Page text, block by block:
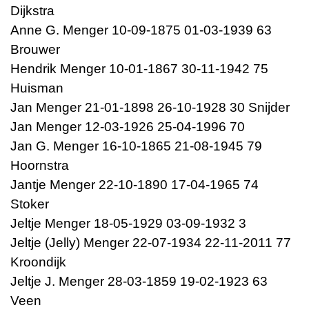
Dijkstra
Anne G. Menger 10-09-1875 01-03-1939 63
Brouwer
Hendrik Menger 10-01-1867 30-11-1942 75
Huisman
Jan Menger 21-01-1898 26-10-1928 30 Snijder
Jan Menger 12-03-1926 25-04-1996 70
Jan G. Menger 16-10-1865 21-08-1945 79
Hoornstra
Jantje Menger 22-10-1890 17-04-1965 74
Stoker
Jeltje Menger 18-05-1929 03-09-1932 3
Jeltje (Jelly) Menger 22-07-1934 22-11-2011 77
Kroondijk
Jeltje J. Menger 28-03-1859 19-02-1923 63
Veen